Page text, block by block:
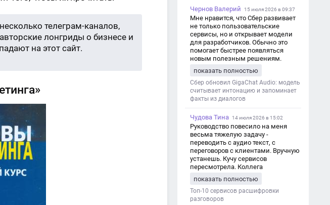
маркетинг»
Роберт Чалдини «Психология
влияния»
Эл Райс и Джек Траут
«Позиционирование. Битва за
умы»
телеграм-каналов,
лонгриды о бизнесе и
на этот сайт.
Чернов Валерий 15 июля 2026 в 09:37
Мне нравится, что Сбер развивает
не только пользовательские
сервисы, но и открывает модели
для разработчиков. Обычно это
помогает быстрее появляться
новым полезным решениям.
показать полностью
Сбер обновил GigaChat Audio: модель
считывает интонацию и запоминает
факты из диалогов
Чудова Тина 14 июля 2026 в 15:02
Руководство повесило на меня
весьма тяжелую задачу -
переводить с аудио текст, с
переговоров с клиентами. Вручную
устанешь. Кучу сервисов
пересмотрела. Коллега
хорошо переводит. Мало
редактировать по итогу. Советую.
показать полностью
Топ-10 сервисов расшифровки
разговоров